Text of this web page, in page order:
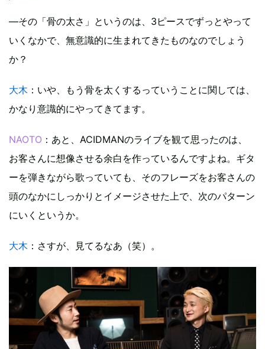
—その「骨の太さ」というのは、3ピースでずっとやって
いくなかで、無意識的に生まれてきたものなのでしょう
か？
大木 ：いや、もう骨を太くするっていうことに関しては、
かなり意識的にやってきてます。
NAOTO ：あと、ACIDMANのライブを観て思ったのは、
お客さんに想像させる余白を作っているんですよね。ギタ
ーを弾きながら歌っていても、そのフレーズをお客さんの
頭のなかにしっかりとイメージさせた上で、次のパターン
にいくというか。
大木 ：さすが、見てるなあ（笑）。